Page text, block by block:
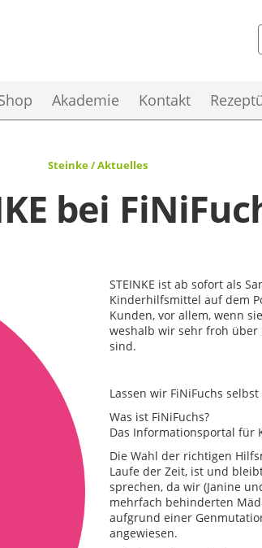
Akademie Kontakt
Steinke / Aktuelles
bei
STEINKE ist ab sofort als
Kinderhilfsmittel auf dem
Kunden, vor allem, wenn
weshalb wir sehr froh über
sind.
Lassen wir FiNiFuchs
Was ist FiNiFuchs?
Das Informationsportal für
Die Wahl der richtigen
Laufe der Zeit, ist und
sprechen, da wir (Janine
mehrfach behinderten
aufgrund einer
angewiesen.